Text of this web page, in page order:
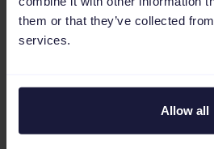
them or that they’ve collected
services.
Allow all